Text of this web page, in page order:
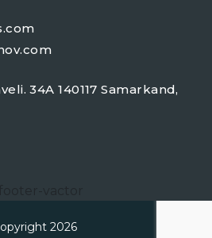
34A 140117 Samarkand,
2026